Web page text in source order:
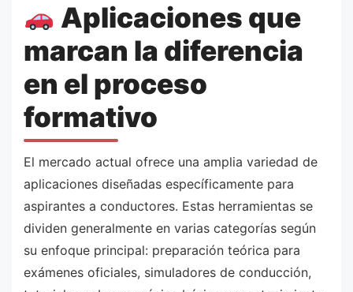
Aplicaciones que
marcan la diferencia
en el proceso
formativo
El mercado actual ofrece una amplia variedad de
aplicaciones diseñadas específicamente para
aspirantes a conductores. Estas herramientas se
dividen generalmente en varias categorías según
su enfoque principal: preparación teórica para
exámenes oficiales, simuladores de conducción,